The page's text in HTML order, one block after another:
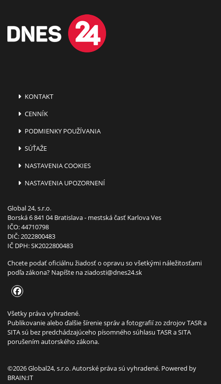
KONTAKT
CENNÍK
PODMIENKY POUŽÍVANIA
SÚŤAŽE
NASTAVENIA COOKIES
NASTAVENIA UPOZORNENÍ
Global 24, s.r.o.
Borská 6 841 04 Bratislava - mestská časť Karlova Ves
IČO: 44710798
DIČ: 2022800483
IČ DPH: SK2022800483
Chcete podať oficiálnu žiadosť o opravu so všetkými náležitosťami
podľa zákona? Napíšte naziadosti@dnes24.sk
Všetky práva vyhradené.
Publikovanie alebo ďalšie šírenie správ a fotografií zo zdrojov TASR a
SITA sú bez predchádzajúceho písomného súhlasu TASR a SITA
porušením autorského zákona.
©2026 Global24, s.r.o. Autorské práva sú vyhradené. Powered by
BRAIN:IT